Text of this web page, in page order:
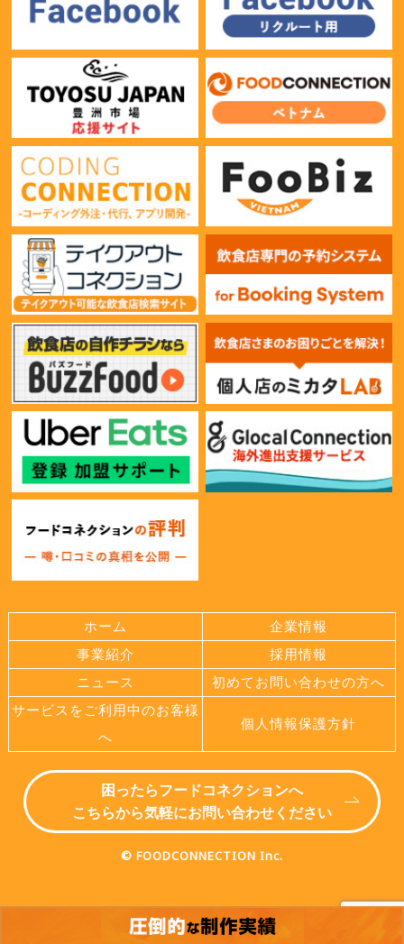
ホーム
企業情報
事業紹介
採用情報
ニュース
初めてお問い合わせの方へ
サービスをご利用中のお客様
へ
個人情報保護方針
困ったらフードコネクションへ
こちらから気軽にお問い合わせください
© FOODCONNECTION Inc.